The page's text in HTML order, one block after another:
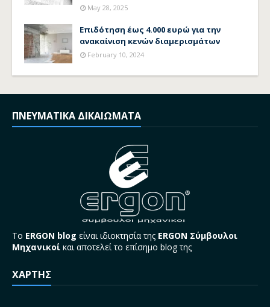
May 28, 2025
Επιδότηση έως 4.000 ευρώ για την
ανακαίνιση κενών διαμερισμάτων
February 10, 2024
ΠΝΕΥΜΑΤΙΚΑ ΔΙΚΑΙΩΜΑΤΑ
Το ERGON blog είναι ιδιοκτησία της ERGON Σύμβουλοι
Μηχανικοί και αποτελεί το επίσημο blog της
ΧΑΡΤΗΣ